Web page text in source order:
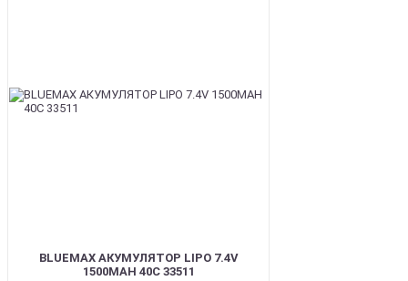
BLUEMAX АКУМУЛЯТОР LIPO 7.4V
1500MAH 40C 33511